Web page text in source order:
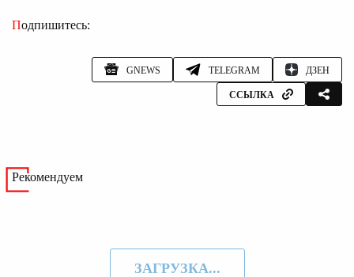
Подпишитесь:
GNEWS TELEGRAM ДЗЕН
ССЫЛКА
Рекомендуем
ЗАГРУЗКА...